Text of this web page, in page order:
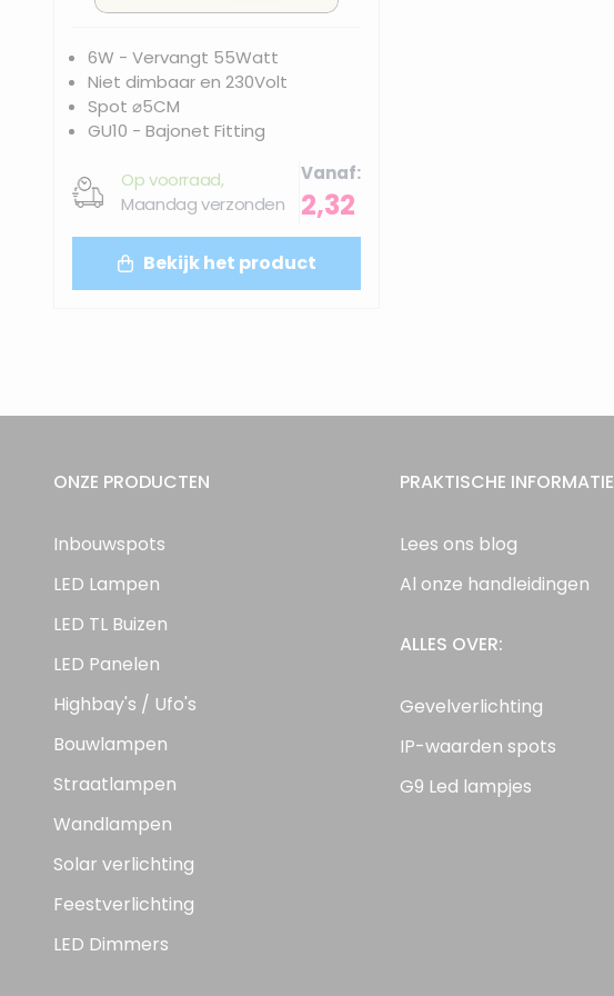
6W - Vervangt 55Watt
Niet dimbaar en 230Volt
Spot ⌀5CM
GU10 - Bajonet Fitting
Op voorraad,
Maandag verzonden
Vanaf
2,32
Bekijk het product
ONZE PRODUCTEN
Inbouwspots
LED Lampen
LED TL Buizen
LED Panelen
Highbay's / Ufo's
Bouwlampen
Straatlampen
Wandlampen
Solar verlichting
Feestverlichting
LED Dimmers
PRAKTISCHE INFORMATIE
Lees ons blog
Al onze handleidingen
ALLES OVER:
Gevelverlichting
IP-waarden spots
G9 Led lampjes